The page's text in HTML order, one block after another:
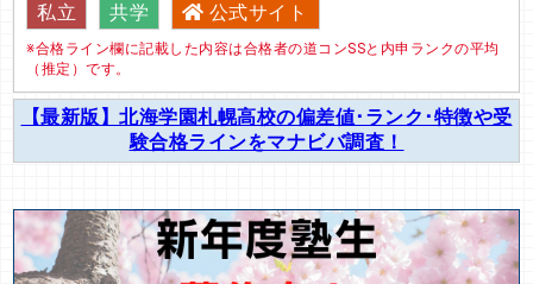
私立
共学 公式サイト
※合格ライン欄に記載した内容は合格者の道コンSSと内申ランクの平均
（推定）です。
【最新版】北海学園札幌高校の偏差値･ランク･特徴や受
験合格ラインをマナビバ調査！